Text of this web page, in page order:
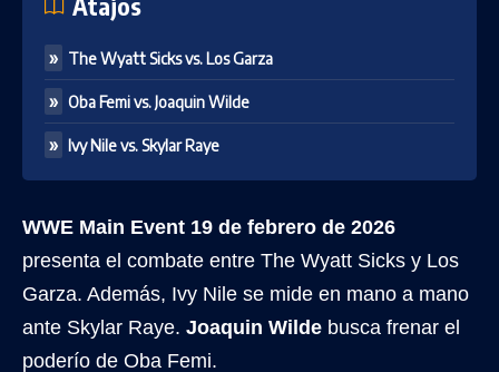
The Wyatt Sicks vs. Los Garza
Oba Femi vs. Joaquin Wilde
Ivy Nile vs. Skylar Raye
WWE Main Event 19 de febrero de 2026
presenta el combate entre The Wyatt Sicks y Los
Garza. Además, Ivy Nile se mide en mano a mano
ante Skylar Raye. Joaquin Wilde busca frenar el
poderío de Oba Femi.